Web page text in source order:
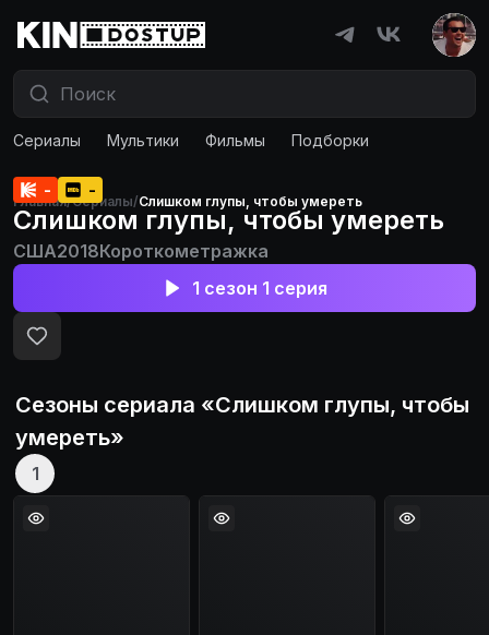
Сериалы Мультики Фильмы Подборки
Главная/Сериалы/Слишком глупы, чтобы умереть
- -
Слишком глупы, чтобы умереть
США2018Короткометражка
1 сезон 1 серия
Сезоны сериала «Слишком глупы, чтобы
умереть»
1